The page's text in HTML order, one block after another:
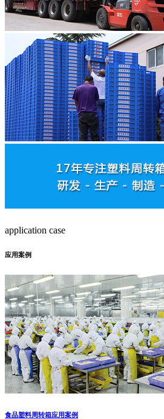
application case
应用案例
食品塑料周转箱应用案例